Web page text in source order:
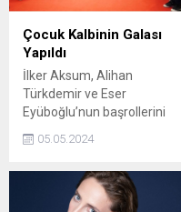
Çocuk Kalbinin Galası
Yapıldı
İlker Aksum, Alihan
Türkdemir ve Eser
Eyüboğlu’nun başrollerini
galası yapıldı. Film ekibiyle
katıldığı gala renkli
görüntülere sahne oldu.
05.05.2024